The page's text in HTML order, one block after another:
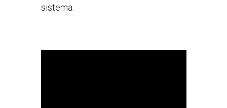
sistema.